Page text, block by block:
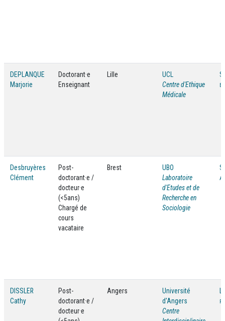
DEPLANQUE
Marjorie
Doctorant·e
Enseignant
Lille
UCL
Centre d'Ethique
Médicale
Desbruyères
Clément
Post-
doctorant·e /
docteur·e
(<5ans)
Chargé de
cours
vacataire
Brest
UBO
Laboratoire
d'Etudes et de
Recherche en
Sociologie
DISSLER
Cathy
Post-
doctorant·e /
docteur·e
Angers
Université
d'Angers
Centre